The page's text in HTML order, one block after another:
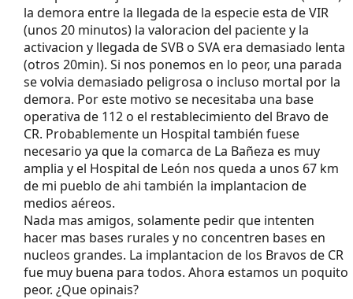
la demora entre la llegada de la especie esta de VIR
(unos 20 minutos) la valoracion del paciente y la
activacion y llegada de SVB o SVA era demasiado lenta
(otros 20min). Si nos ponemos en lo peor, una parada
se volvia demasiado peligrosa o incluso mortal por la
demora. Por este motivo se necesitaba una base
operativa de 112 o el restablecimiento del Bravo de
CR. Probablemente un Hospital también fuese
necesario ya que la comarca de La Bañeza es muy
amplia y el Hospital de León nos queda a unos 67 km
de mi pueblo de ahi también la implantacion de
medios aéreos.
Nada mas amigos, solamente pedir que intenten
hacer mas bases rurales y no concentren bases en
nucleos grandes. La implantacion de los Bravos de CR
fue muy buena para todos. Ahora estamos un poquito
peor. ¿Que opinais?